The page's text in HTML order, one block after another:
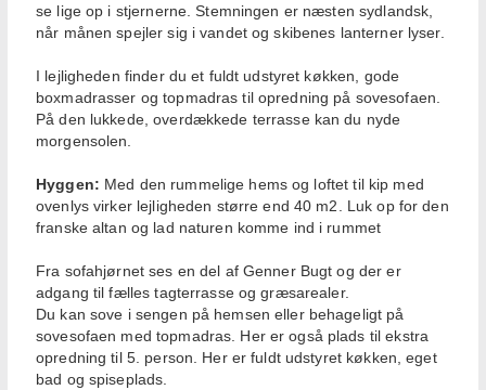
se lige op i stjernerne. Stemningen er næsten sydlandsk,
når månen spejler sig i vandet og skibenes lanterner lyser.
I lejligheden finder du et fuldt udstyret køkken, gode
boxmadrasser og topmadras til opredning på sovesofaen.
På den lukkede, overdækkede terrasse kan du nyde
morgensolen.
Hyggen: Med den rummelige hems og loftet til kip med
ovenlys virker lejligheden større end 40 m2. Luk op for den
franske altan og lad naturen komme ind i rummet
Fra sofahjørnet ses en del af Genner Bugt og der er
adgang til fælles tagterrasse og græsarealer.
Du kan sove i sengen på hemsen eller behageligt på
sovesofaen med topmadras. Her er også plads til ekstra
opredning til 5. person. Her er fuldt udstyret køkken, eget
bad og spiseplads.